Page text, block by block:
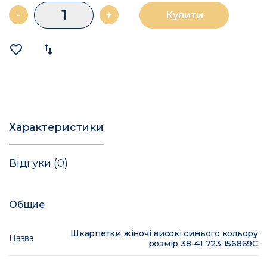
- + Купити
favorite_border import_export
Характеристики
Відгуки (0)
Общие
Назва
Шкарпетки жіночі високі синього кольору
розмір 38-41 723 156869C